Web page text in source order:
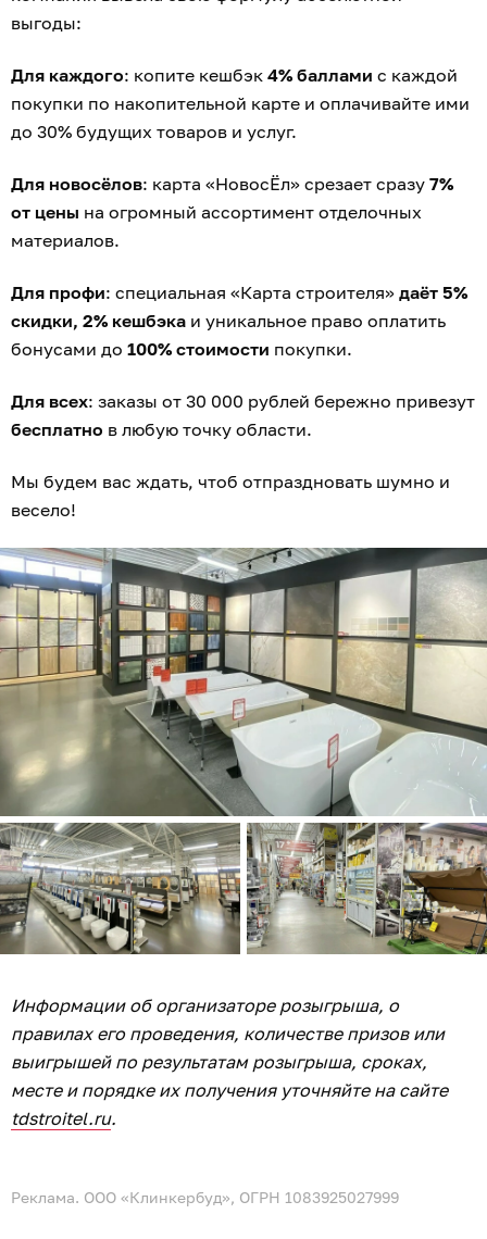
выгоды:
Для каждого: копите кешбэк 4% баллами с каждой
покупки по накопительной карте и оплачивайте ими
до 30% будущих товаров и услуг.
Для новосёлов: карта «НовосЁл» срезает сразу 7%
от цены на огромный ассортимент отделочных
материалов.
Для профи: специальная «Карта строителя» даёт 5%
скидки, 2% кешбэка и уникальное право оплатить
бонусами до 100% стоимости покупки.
Для всех: заказы от 30 000 рублей бережно привезут
бесплатно в любую точку области.
Мы будем вас ждать, чтоб отпраздновать шумно и
весело!
Информации об организаторе розыгрыша, о
правилах его проведения, количестве призов или
выигрышей по результатам розыгрыша, сроках,
месте и порядке их получения уточняйте на сайте
tdstroitel.ru.
Реклама. ООО «Клинкербуд», ОГРН 1083925027999